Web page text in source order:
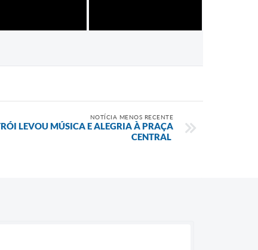
NOTÍCIA MENOS RECENTE
LEVOU MÚSICA E ALEGRIA À PRAÇA
CENTRAL